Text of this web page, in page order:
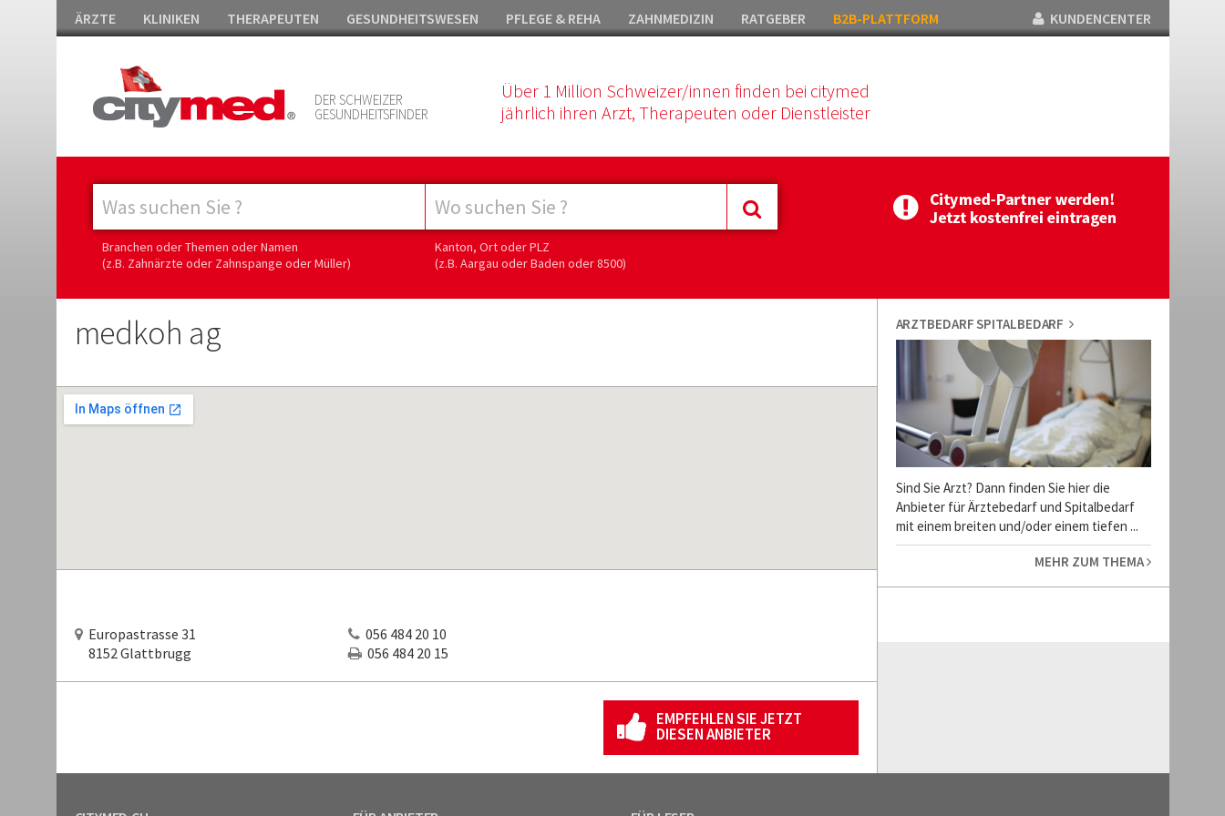
ÄRZTE KLINIKEN THERAPEUTEN GESUNDHEITSWESEN PFLEGE & REHA ZAHNMEDIZIN RATGEBER B2B-PLATTFORM KUNDENCENTER
DER SCHWEIZER
GESUNDHEITSFINDER
Über 1 Million Schweizer/innen finden bei citymed
jährlich ihren Arzt, Therapeuten oder Dienstleister
Branchen oder Themen oder Namen
(z.B. Zahnärzte oder Zahnspange oder Müller)
Kanton, Ort oder PLZ
(z.B. Aargau oder Baden oder 8500)
medkoh ag
Europastrasse 31
8152 Glattbrugg
056 484 20 10
056 484 20 15
EMPFEHLEN SIE JETZT
DIESEN ANBIETER
ARZTBEDARF SPITALBEDARF
Sind Sie Arzt? Dann finden Sie hier die
Anbieter für Ärztebedarf und Spitalbedarf
mit einem breiten und/oder einem tiefen ...
MEHR ZUM THEMA